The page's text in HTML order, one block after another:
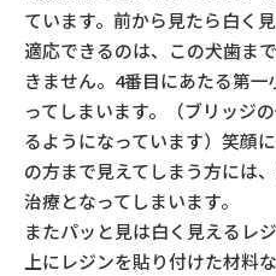
ています。前から見たら白く
適応できるのは、この犬歯ま
きません。4番目にあたる第
ってしまいます。（ブリッジ
るようになっています）笑顔
の方まで見えてしまう方には
治療となってしまいます。
またパッと見は白く見えるレ
上にレジンを貼り付けた材料